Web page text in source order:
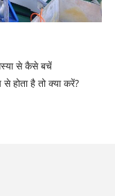
से कैसे बचें
होता है तो क्या करें?